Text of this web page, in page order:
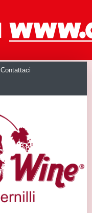
Contattaci